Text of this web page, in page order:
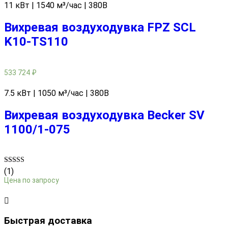
11 кВт | 1540 м³/час | 380В
Вихревая воздуходувка FPZ SCL
K10-TS110
533 724 ₽
7.5 кВт | 1050 м³/час | 380В
Вихревая воздуходувка Becker SV
1100/1-075
Rated
5.00
out of 5
(1)
Цена по запросу
Быстрая доставка